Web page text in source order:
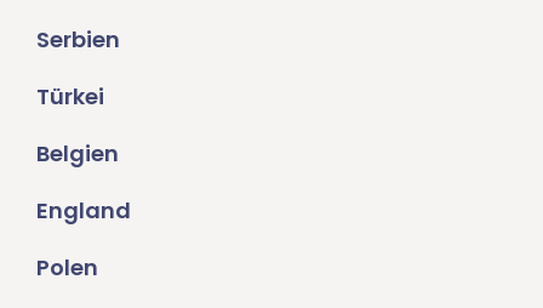
Serbien
Türkei
Belgien
England
Polen